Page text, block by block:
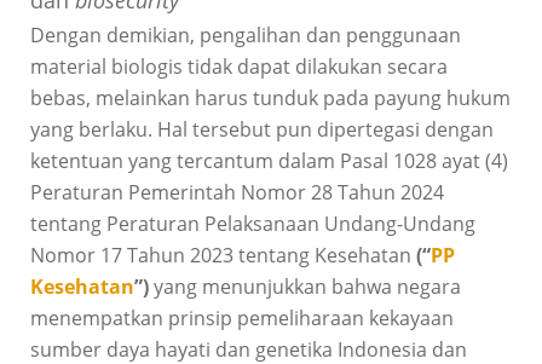
Dengan demikian, pengalihan dan penggunaan
material biologis tidak dapat dilakukan secara
bebas, melainkan harus tunduk pada payung hukum
yang berlaku. Hal tersebut pun dipertegasi dengan
ketentuan yang tercantum dalam Pasal 1028 ayat (4)
Peraturan Pemerintah Nomor 28 Tahun 2024
tentang Peraturan Pelaksanaan Undang-Undang
Nomor 17 Tahun 2023 tentang Kesehatan (“PP
Kesehatan”)yang menunjukkan bahwa negara
menempatkan prinsip pemeliharaan kekayaan
sumber daya hayati dan genetika Indonesia dan